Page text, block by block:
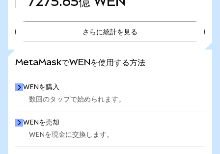
さらに統計を見る
MetaMaskでWENを使用する方法
WENを購入
数回のタップで始められます。
WENを売却
WENを現金に交換します。